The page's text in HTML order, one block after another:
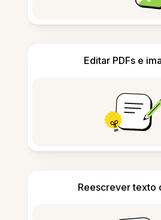
Editar PDFs e
Reescrever texto